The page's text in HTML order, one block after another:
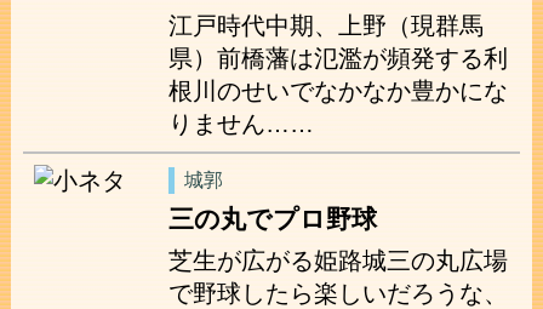
江戸時代中期、上野（現群馬
県）前橋藩は氾濫が頻発する利
根川のせいでなかなか豊かにな
りません……
城郭
三の丸でプロ野球
芝生が広がる姫路城三の丸広場
で野球したら楽しいだろうな、